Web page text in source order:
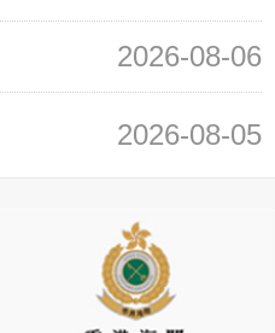
2026-08-06
2026-08-05